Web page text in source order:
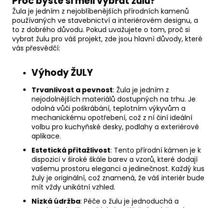
Žula je jedním z nejoblíbenějších přírodních kamenů
používaných ve stavebnictví a interiérovém designu, a
to z dobrého důvodu. Pokud uvažujete o tom, proč si
vybrat žulu pro váš projekt, zde jsou hlavní důvody, které
vás přesvědčí:
Výhody ŽULY
Trvanlivost a pevnost: Žula je jedním z
nejodolnějších materiálů dostupných na trhu. Je
odolná vůči poškrábání, teplotním výkyvům a
mechanickému opotřebení, což z ní činí ideální
volbu pro kuchyňské desky, podlahy a exteriérové
aplikace.
Estetická přitažlivost: Tento přírodní kámen je k
dispozici v široké škále barev a vzorů, které dodají
vašemu prostoru eleganci a jedinečnost. Každý kus
žuly je originální, což znamená, že váš interiér bude
mít vždy unikátní vzhled.
Nízká údržba: Péče o žulu je jednoduchá a